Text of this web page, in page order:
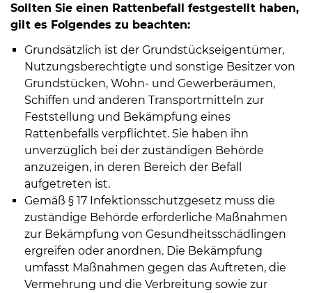
Sollten Sie einen Rattenbefall festgestellt haben,
gilt es Folgendes zu beachten:
Grundsätzlich ist der Grundstückseigentümer,
Nutzungsberechtigte und sonstige Besitzer von
Grundstücken, Wohn- und Gewerberäumen,
Schiffen und anderen Transportmitteln zur
Feststellung und Bekämpfung eines
Rattenbefalls verpflichtet. Sie haben ihn
unverzüglich bei der zuständigen Behörde
anzuzeigen, in deren Bereich der Befall
aufgetreten ist.
Gemäß § 17 Infektionsschutzgesetz muss die
zuständige Behörde erforderliche Maßnahmen
zur Bekämpfung von Gesundheitsschädlingen
ergreifen oder anordnen. Die Bekämpfung
umfasst Maßnahmen gegen das Auftreten, die
Vermehrung und die Verbreitung sowie zur